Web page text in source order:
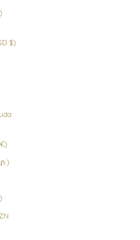
Algerien (DZD د.ج)
Überseeinseln (USD $)
Argentinien (EUR €)
(AMD դր.)
£)